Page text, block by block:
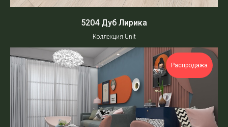
5204 Дуб Лирика
Коллекция Unit
Распродажа